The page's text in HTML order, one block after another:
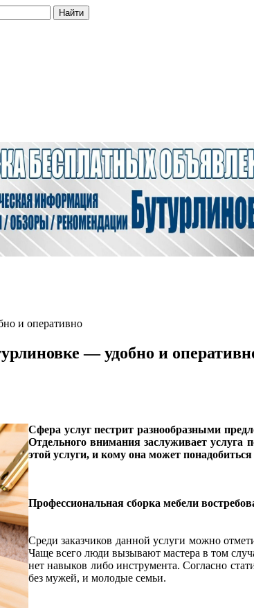
Найти
и оперативно
— удобно и
Сфера услуг пестрит разнообразными
Отдельного внимания заслуживает услуга
этой услуги, и кому она может
Профессиональная сборка мебели
Среди заказчиков данной услуги можно
Чаще всего люди вызывают мастера в том
нет навыков либо инструмента. Согласно
без мужей, и молодые семьи.